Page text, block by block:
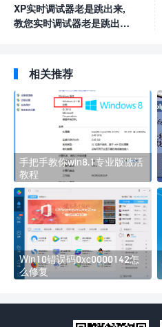
XP实时调试器老是跳出来,
教您实时调试器老是跳出来
相关推荐
手把手教你win8.1专业版激活
教程
Win10错误码0xc0000142怎
么修复